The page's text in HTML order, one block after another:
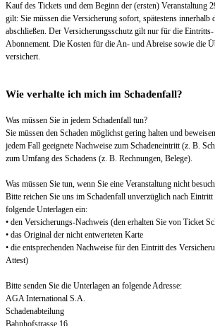
Kauf des Tickets und dem Beginn der (ersten) Veranstaltung
gilt: Sie müssen die Versicherung sofort, spätestens innerhalb
abschließen. Der Versicherungsschutz gilt nur für die
Abonnement. Die Kosten für die An- und Abreise sowie die
versichert.
Wie verhalte ich mich im Schadenfall?
Was müssen Sie in jedem Schadenfall tun?
Sie müssen den Schaden möglichst gering halten und
jedem Fall geeignete Nachweise zum Schadeneintritt (z. B.
zum Umfang des Schadens (z. B. Rechnungen, Belege).
Was müssen Sie tun, wenn Sie eine Veranstaltung nicht
Bitte reichen Sie uns im Schadenfall unverzüglich nach
folgende Unterlagen ein:
• den Versicherungs-Nachweis (den erhalten Sie von Ticket
• das Original der nicht entwerteten Karte
• die entsprechenden Nachweise für den Eintritt des
Attest)
Bitte senden Sie die Unterlagen an folgende Adresse:
AGA International S.A.
Schadenabteilung